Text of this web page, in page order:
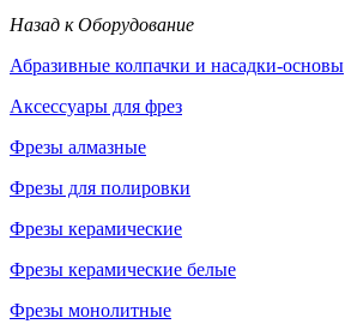
Назад к Оборудование
Абразивные колпачки и насадки-основы
Аксессуары для фрез
Фрезы алмазные
Фрезы для полировки
Фрезы керамические
Фрезы керамические белые
Фрезы монолитные